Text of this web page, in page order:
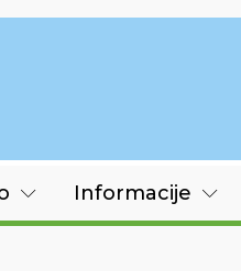
Informacije